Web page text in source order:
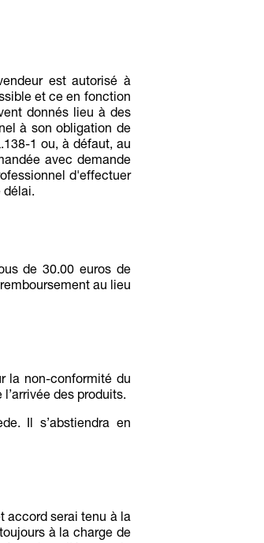
est autorisé à
et ce en fonction
donnés lieu à des
à son obligation de
1 ou, à défaut, au
avec demande
d'effectuer
délai.
de 30.00 euros de
au lieu
la non-conformité du
des produits.
Il s’abstiendra en
accord serai tenu à la
à la charge de